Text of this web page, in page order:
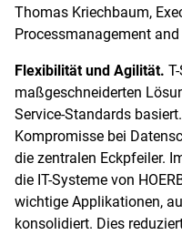
Thomas Kriechbaum,
Processmanagement and
Flexibilität und Agilität.
maßgeschneiderten
Service-Standards
Kompromisse bei
die zentralen Eckpfeiler.
die IT-Systeme von
wichtige Applikationen,
konsolidiert. Dies